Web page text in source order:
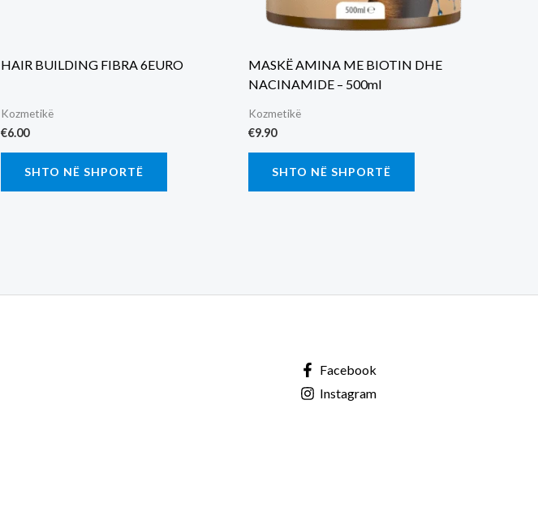
HAIR BUILDING FIBRA 6EURO
Kozmetikë
€6.00
SHTO NË SHPORTË
MASKË AMINA ME BIOTIN DHE
NACINAMIDE – 500ml
Kozmetikë
€9.90
SHTO NË SHPORTË
Facebook
Instagram